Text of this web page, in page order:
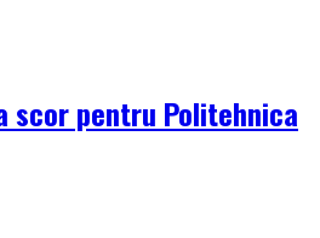
scor pentru Politehnica